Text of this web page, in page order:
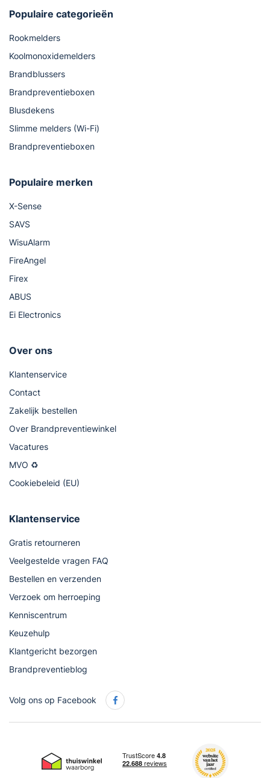
Populaire categorieën
Rookmelders
Koolmonoxidemelders
Brandblussers
Brandpreventieboxen
Blusdekens
Slimme melders (Wi-Fi)
Brandpreventieboxen
Populaire merken
X-Sense
SAVS
WisuAlarm
FireAngel
Firex
ABUS
Ei Electronics
Over ons
Klantenservice
Contact
Zakelijk bestellen
Over Brandpreventiewinkel
Vacatures
MVO ♻
Cookiebeleid (EU)
Klantenservice
Gratis retourneren
Veelgestelde vragen FAQ
Bestellen en verzenden
Verzoek om herroeping
Kenniscentrum
Keuzehulp
Klantgericht bezorgen
Brandpreventieblog
Volg ons op Facebook